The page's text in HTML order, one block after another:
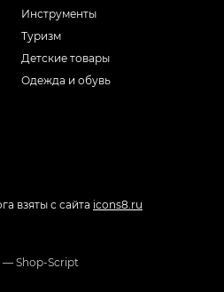
Инструменты
Туризм
Детские товары
Одежда и обувь
взяты с сайта icons8.ru
— Shop-Script